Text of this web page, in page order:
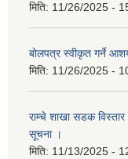
मिति: 11/26/2025 -
बोलपत्र स्वीकृत गर्ने
मिति: 11/26/2025 -
राम्चे शाखा सडक
सूचना ।
मिति: 11/13/2025 -